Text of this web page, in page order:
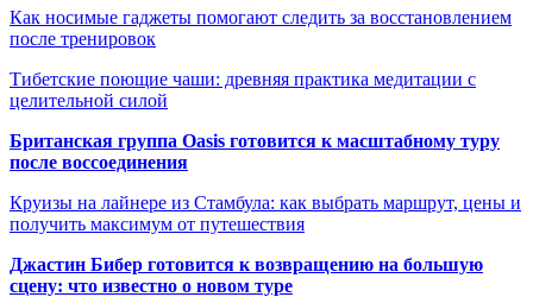
Как носимые гаджеты помогают следить за восстановлением
после тренировок
Тибетские поющие чаши: древняя практика медитации с
целительной силой
Британская группа Oasis готовится к масштабному туру
после воссоединения
Круизы на лайнере из Стамбула: как выбрать маршрут, цены и
получить максимум от путешествия
Джастин Бибер готовится к возвращению на большую
сцену: что известно о новом туре